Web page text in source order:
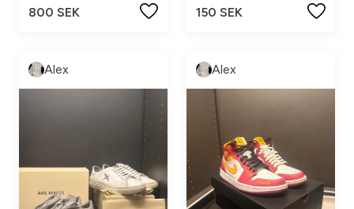
800 SEK 150 SEK
Alex Alex